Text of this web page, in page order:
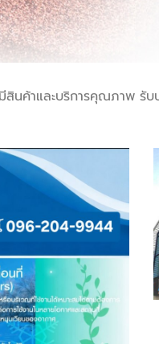
สินค้าและบริการคุณภาพ รับ